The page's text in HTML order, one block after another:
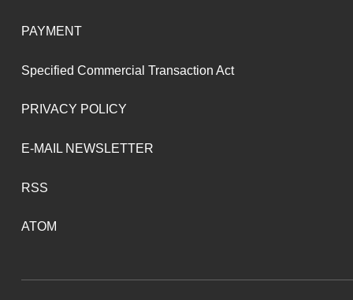
PAYMENT
Specified Commercial Transaction Act
PRIVACY POLICY
E-MAIL NEWSLETTER
RSS
ATOM